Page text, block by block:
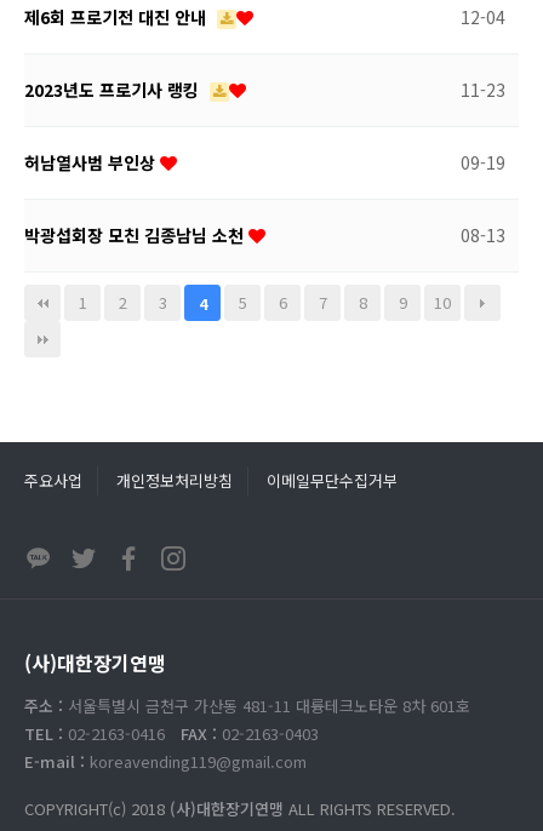
제6회 프로기전 대진 안내 12-04
2023년도 프로기사 랭킹 11-23
허남열사범 부인상 09-19
박광섭회장 모친 김종남님 소천 08-13
1 2 3 4 5 6 7 8 9 10
주요사업 개인정보처리방침 이메일무단수집거부
(사)대한장기연맹
주소 : 서울특별시 금천구 가산동 481-11 대륭테크노타운 8차 601호
TEL : 02-2163-0416 FAX : 02-2163-0403
E-mail : koreavending119@gmail.com
COPYRIGHT(c) 2018 (사)대한장기연맹 ALL RIGHTS RESERVED.